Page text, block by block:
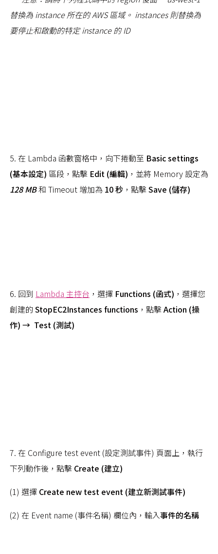
替換為 instance 所在的 AWS 區域。 instances 則替換為
要停止和啟動的特定 instance 的 ID
5. 在 Lambda 函數窗格中，向下捲動至 Basic settings
(基本設定) 區段，點擊 Edit (編輯) ，並將 Memory 設定為
128 MB和 Timeout 增加為 10 秒 ，點擊Save (儲存)
6. 回到 Lambda 主控台 ，選擇 Functions (函式) ，選擇您
創建的 StopEC2Instances functions ，點擊Action (操
作) → Test (測試)
7. 在 Configure test event (設定測試事件) 頁面上，執行
下列動作後，點擊 Create (建立)
(1) 選擇 Create new test event (建立新測試事件)
(2) 在 Event name (事件名稱) 欄位內，輸入事件的名稱